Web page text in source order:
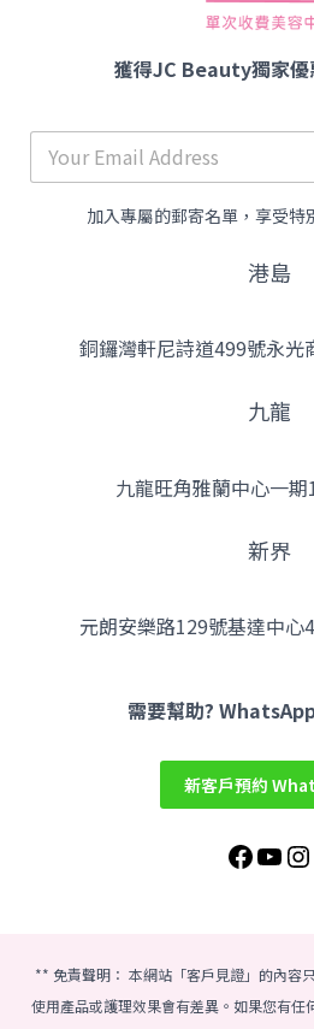
獲得JC Beauty獨家優
加入專屬的郵寄名單，享受特
港島
銅鑼灣軒尼詩道499號永光
九龍
九龍旺角雅蘭中心一
新界
元朗安樂路129號基達中心
需要幫助?
新客戶預約
** 免責聲明： 本網站「客戶見證」的內容
使用產品或護理效果會有差異。如果您有任